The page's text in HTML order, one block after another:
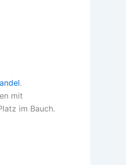
.
mit
im Bauch.